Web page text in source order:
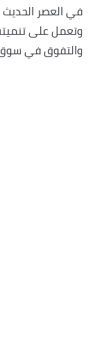
في العصر الحديث
وتعمل على
والتفوق في